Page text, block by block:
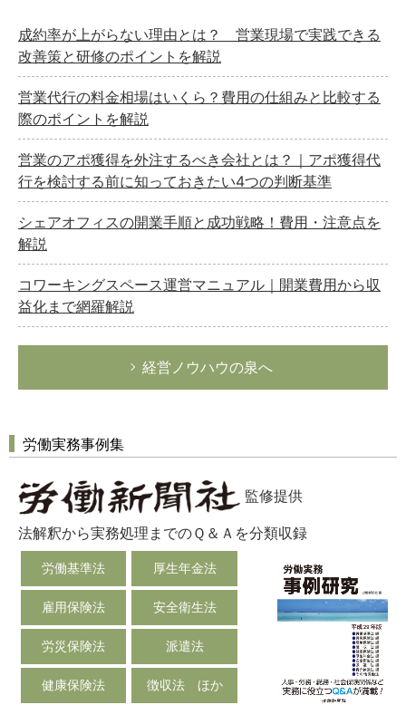
成約率が上がらない理由とは？ 営業現場で実践できる
改善策と研修のポイントを解説
営業代行の料金相場はいくら？費用の仕組みと比較する
際のポイントを解説
営業のアポ獲得を外注するべき会社とは？｜アポ獲得代
行を検討する前に知っておきたい4つの判断基準
シェアオフィスの開業手順と成功戦略！費用・注意点を
解説
コワーキングスペース運営マニュアル｜開業費用から収
益化まで網羅解説
経営ノウハウの泉へ
労働実務事例集
監修提供
法解釈から実務処理までのＱ＆Ａを分類収録
労働基準法 厚生年金法
雇用保険法 安全衛生法
労災保険法 派遣法
健康保険法 徴収法 ほか